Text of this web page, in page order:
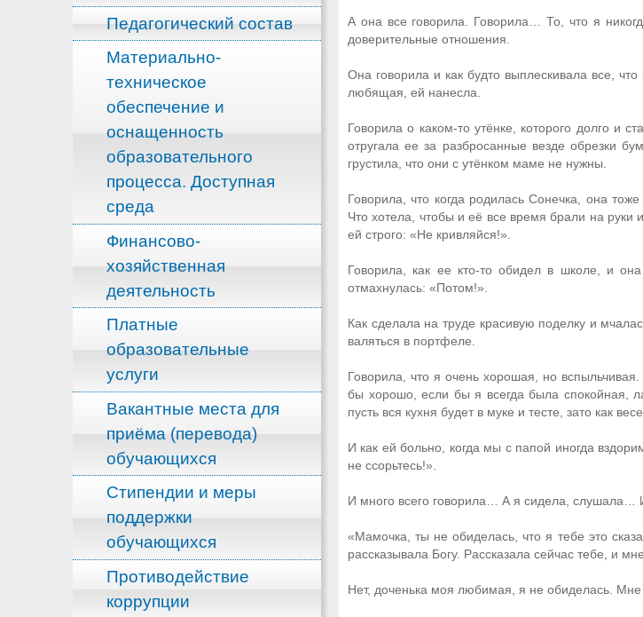
Педагогический состав
Материально-
техническое
обеспечение и
оснащенность
образовательного
процесса. Доступная
среда
Финансово-
хозяйственная
деятельность
Платные
образовательные
услуги
Вакантные места для
приёма (перевода)
обучающихся
Стипендии и меры
поддержки
обучающихся
Противодействие
коррупции
А она все говорила. Говорила… То, что я
доверительные отношения.
Она говорила и как будто выплескивала все,
любящая, ей нанесла.
Говорила о каком-то утёнке, которого долго и
отругала ее за разбросанные везде обрезки
грустила, что они с утёнком маме не нужны.
Говорила, что когда родилась Сонечка, она
Что хотела, чтобы и её все время брали на
ей строго: «Не кривляйся!».
Говорила, как ее кто-то обидел в школе, и
отмахнулась: «Потом!».
Как сделала на труде красивую поделку и
валяться в портфеле.
Говорила, что я очень хорошая, но
бы хорошо, если бы я всегда была спокойная,
пусть вся кухня будет в муке и тесте, зато как
И как ей больно, когда мы с папой иногда
не ссорьтесь!».
И много всего говорила… А я сидела, слушала…
«Мамочка, ты не обиделась, что я тебе это
рассказывала Богу. Рассказала сейчас тебе, и мне
Нет, доченька моя любимая, я не обиделась. Мне